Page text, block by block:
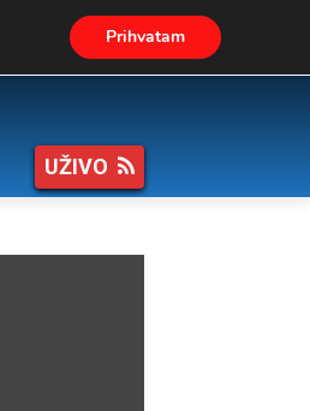
UŽIVO
Prihvatam